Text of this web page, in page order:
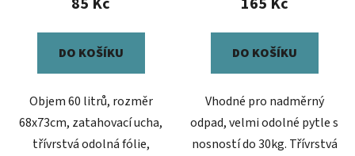
DO KOŠÍKU
Objem 60 litrů, rozměr
68x73cm, zatahovací ucha,
třívrstvá odolná fólie,
DO KOŠÍKU
Vhodné pro nadměrný
odpad, velmi odolné pytle s
nosností do 30kg. Třívrstvá